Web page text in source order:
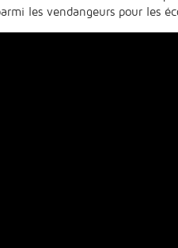
les vendangeurs pour les